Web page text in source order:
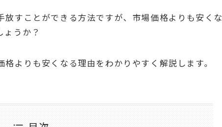
すことができる方法ですが、市場価格よりも安くな
うか？
よりも安くなる理由をわかりやすく解説します。